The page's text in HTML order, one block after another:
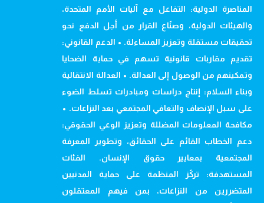
المناصرة الدولية: التفاعل مع آليات الأمم المتحدة،
والهيئات الدولية، وصنّاع القرار من أجل الدفع نحو
تحقيقات مستقلة وتعزيز المساءلة. • الدعم القانوني:
تقديم مقاربات قانونية تسهم في حماية الضحايا
وتمكينهم من الوصول إلى العدالة. • العدالة الانتقالية
وبناء السلام: إنتاج دراسات ومبادرات تسلط الضوء
على سبل الإنصاف والتعافي المجتمعي بعد النزاعات. •
مكافحة المعلومات المضللة وتعزيز الوعي الحقوقي:
دعم الخطاب القائم على الحقائق، وتطوير المعرفة
المجتمعية بمعايير حقوق الإنسان. الفئات
المستهدفة: تركّز المنظمة على حماية المدنيين
المتضررين من النزاعات، بمن فيهم المعتقلون